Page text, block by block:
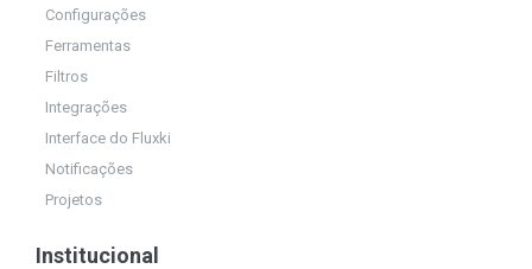
Configurações
Ferramentas
Filtros
Integrações
Interface do Fluxki
Notificações
Projetos
Institucional